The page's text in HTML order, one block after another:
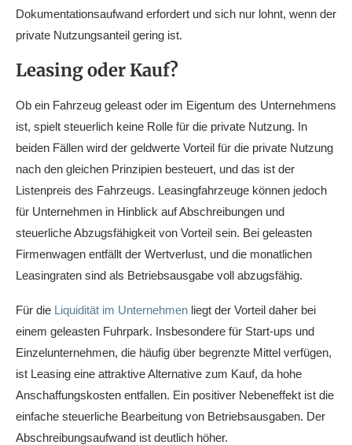
Dokumentationsaufwand erfordert und sich nur lohnt, wenn der
private Nutzungsanteil gering ist.
Leasing oder Kauf?
Ob ein Fahrzeug geleast oder im Eigentum des Unternehmens
ist, spielt steuerlich keine Rolle für die private Nutzung. In
beiden Fällen wird der geldwerte Vorteil für die private Nutzung
nach den gleichen Prinzipien besteuert, und das ist der
Listenpreis des Fahrzeugs. Leasingfahrzeuge können jedoch
für Unternehmen in Hinblick auf Abschreibungen und
steuerliche Abzugsfähigkeit von Vorteil sein. Bei geleasten
Firmenwagen entfällt der Wertverlust, und die monatlichen
Leasingraten sind als Betriebsausgabe voll abzugsfähig.
Für die Liquidität im Unternehmen liegt der Vorteil daher bei
einem geleasten Fuhrpark. Insbesondere für Start-ups und
Einzelunternehmen, die häufig über begrenzte Mittel verfügen,
ist Leasing eine attraktive Alternative zum Kauf, da hohe
Anschaffungskosten entfallen. Ein positiver Nebeneffekt ist die
einfache steuerliche Bearbeitung von Betriebsausgaben. Der
Abschreibungsaufwand ist deutlich höher.